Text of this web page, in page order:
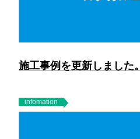
施工事例を更新しました。
infomation